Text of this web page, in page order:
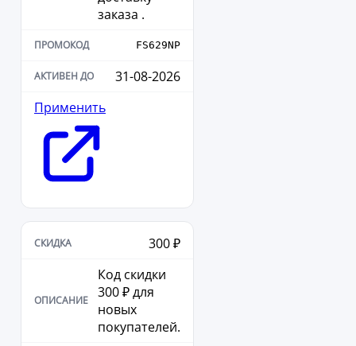
заказа .
FS629NP
31-08-2026
Применить
300 ₽
Код скидки
300 ₽ для
новых
покупателей.